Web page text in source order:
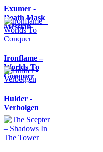
Exumer -
Death Mask
Messiah
Ironflame –
Worlds To
Conquer
Hulder -
Verbolgen